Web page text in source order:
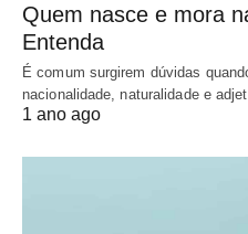
Quem nasce e mora
Entenda
É comum surgirem dúvidas
nacionalidade, naturalidade e
1 ano ago